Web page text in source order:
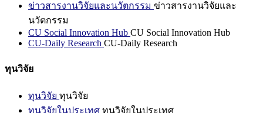
ข่าวสารงานวิจัยและนวัตกรรม ข่าวสารงานวิจัยและ
นวัตกรรม
CU Social Innovation Hub CU Social Innovation Hub
CU-Daily Research CU-Daily Research
ทุนวิจัย
ทุนวิจัย ทุนวิจัย
ทุนวิจัยในประเทศ ทุนวิจัยในประเทศ